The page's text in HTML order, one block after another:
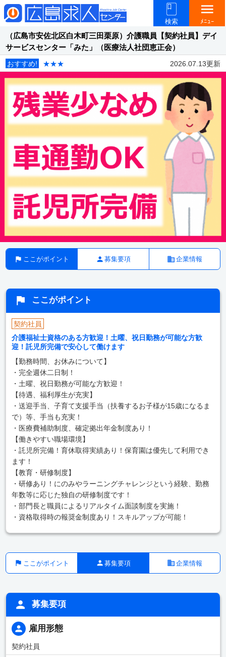
検索
menu
ﾒﾆｭｰ
（広島市安佐北区白木町三田栗原）介護職員【契約社員】デイ
サービスセンター「みた」（医療法人社団恵正会）
おすすめ! ★★★ 2026.07.13更新
ここがポイント 募集要項 企業情報
ここがポイント
契約社員
介護福祉士資格のある方歓迎！土曜、祝日勤務が可能な方歓
迎！託児所完備で安心して働けます
【勤務時間、お休みについて】
・完全週休二日制！
・土曜、祝日勤務が可能な方歓迎！
【待遇、福利厚生が充実】
・送迎手当、子育て支援手当（扶養するお子様が15歳になるま
で）等、手当も充実！
・医療費補助制度、確定拠出年金制度あり！
【働きやすい職場環境】
・託児所完備！育休取得実績あり！保育園は優先して利用でき
ます！
【教育・研修制度】
・研修あり！にのみやラーニングチャレンジという経験、勤務
年数等に応じた独自の研修制度です！
・部門長と職員によるリアルタイム面談制度を実施！
・資格取得時の報奨金制度あり！スキルアップが可能！
ここがポイント 募集要項 企業情報
募集要項
雇用形態
契約社員